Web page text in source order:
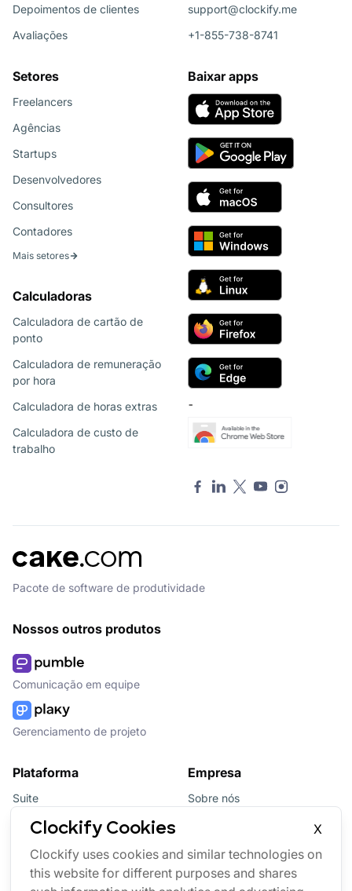
Depoimentos de clientes
Avaliações
Setores
Freelancers
Agências
Startups
Desenvolvedores
Consultores
Contadores
Mais setores
Calculadoras
Calculadora de cartão de
ponto
Calculadora de remuneração
por hora
Calculadora de horas extras
Calculadora de custo de
trabalho
support@clockify.me
+1-855-738-8741
Baixar apps
¯
Pacote de software de produtividade
Nossos outros produtos
Comunicação em equipe
Gerenciamento de projeto
Plataforma
Suite
Pacote
Updates
Marketplace
Empresa
Sobre nós
Marca
Clockify Cookies
X
Clockify uses cookies and similar technologies on
this website for different purposes and shares